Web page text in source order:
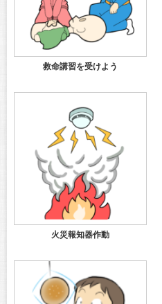
救命講習を受けよう
火災報知器作動